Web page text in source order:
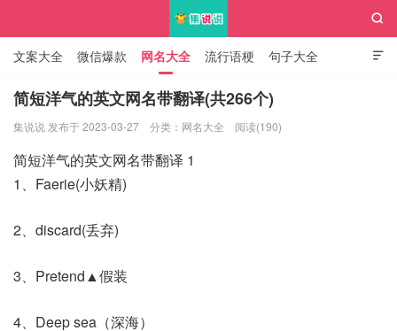

文案大全 微信爆款 网名大全 流行语梗 句子大全
知识大全

简短洋气的英文网名带翻译(共266个)
集说说 发布于 2023-03-27 分类： 网名大全 阅读(190)
简短洋气的英文网名带翻译 1
1、Faerie(小妖精)
2、discard(丢弃)
3、Pretend▲假装
4、Deep sea（深海）